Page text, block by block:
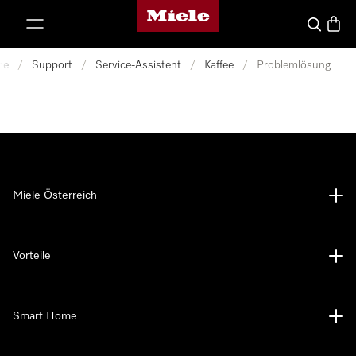
Miele-Homepage
Suche
/ Support / Service-Assistent / Kaffee / Problemlösung
Miele Österreich
Vorteile
Smart Home